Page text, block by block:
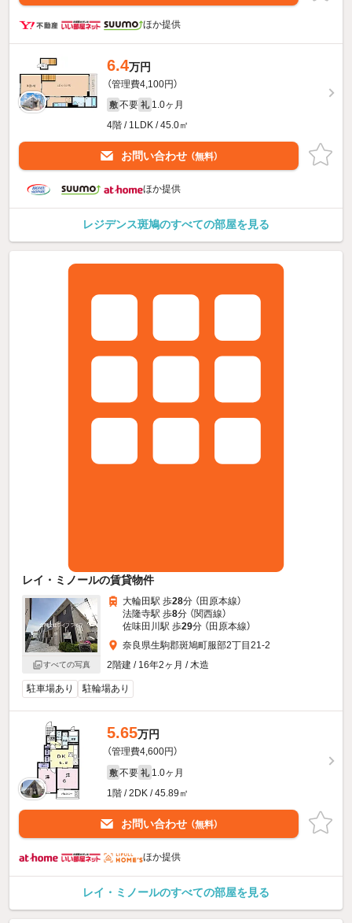
ほか提供
6.4万円
（管理費4,100円）
敷 不要 礼 1.0ヶ月
4階 / 1LDK / 45.0㎡
お問い合わせ （無料）
ほか提供
レジデンス斑鳩のすべての部屋を見る
レイ・ミノールの賃貸物件
すべての写真
大輪田駅 歩28分 （田原本線）
法隆寺駅 歩8分 （関西線）
佐味田川駅 歩29分 （田原本線）
奈良県生駒郡斑鳩町服部2丁目21-2
2階建 / 16年2ヶ月 / 木造
駐車場あり 駐輪場あり
5.65万円
（管理費4,600円）
敷 不要 礼 1.0ヶ月
1階 / 2DK / 45.89㎡
お問い合わせ （無料）
ほか提供
レイ・ミノールのすべての部屋を見る